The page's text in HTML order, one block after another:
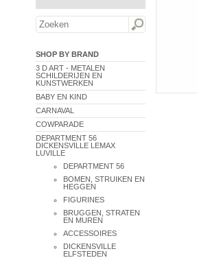
SHOP BY BRAND
3 D ART - METALEN
SCHILDERIJEN EN
KUNSTWERKEN
BABY EN KIND
CARNAVAL
COWPARADE
DEPARTMENT 56
DICKENSVILLE LEMAX
LUVILLE
DEPARTMENT 56
BOMEN, STRUIKEN EN
HEGGEN
FIGURINES
BRUGGEN, STRATEN
EN MUREN
ACCESSOIRES
DICKENSVILLE
ELFSTEDEN